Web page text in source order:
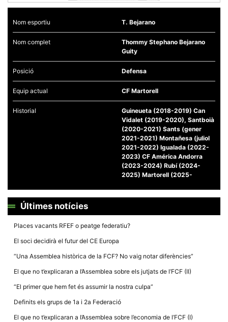
Nom esportiu T. Bejarano
Nom complet
Thommy Stephano Bejarano
Guity
Posició Defensa
Equip actual CF Martorell
Historial
Guineueta (2018-2019) Can
Vidalet (2019-2020), Santboià
(2020-2021) Sants (gener
2021-2021) Montañesa (juliol
2021-2022) Igualada (2022-
2023) CF América Andorra
(2023-2024) Rubí (2024-
2025) Martorell (2025-
Últimes notícies
Places vacants RFEF o peatge federatiu?
El soci decidirà el futur del CE Europa
“Una Assemblea històrica de la FCF? No vaig notar diferències”
El que no t’explicaran a l’Assemblea sobre els jutjats de l’FCF (II)
“El primer que hem fet és assumir la nostra culpa”
Definits els grups de 1a i 2a Federació
El que no t’explicaran a l’Assemblea sobre l’economia de l’FCF (I)
Necessàries
Aquestes
opcionals,
són
necessàries
per al
funcionament
tècnic de la
web.
Estadístiques
Recopilem
del lloc web
d'usuari
nostre lloc web